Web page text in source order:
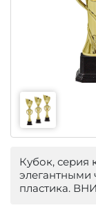
Кубок, серия
пластика.